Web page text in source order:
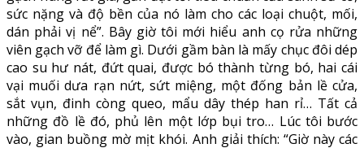
sức nặng và độ bền của nó làm cho các loại chuột, mối,
dán phải vị nể”. Bây giờ tôi mới hiểu anh cọ rửa những
viên gạch vỡ để làm gì. Dưới gầm bàn là mấy chục đôi dép
cao su hư nát, đứt quai, được bó thành từng bó, hai cái
vại muối dưa rạn nứt, sứt miệng, một đống bản lề cửa,
sắt vụn, đinh còng queo, mẩu dây thép han rỉ… Tất cả
những đồ lề đó, phủ lên một lớp bụi tro… Lúc tôi bước
vào, gian buồng mờ mịt khói. Anh giải thích: “Giờ này các